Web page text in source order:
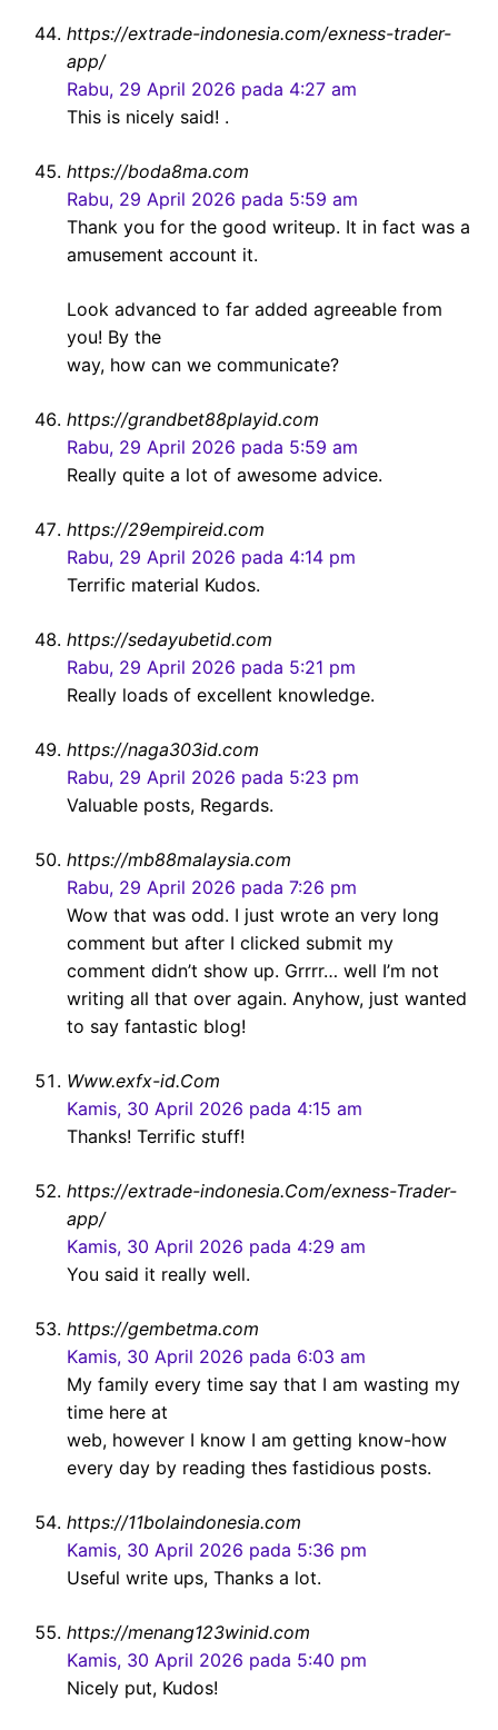
https://extrade-indonesia.com/exness-trader-
app/
Rabu, 29 April 2026 pada 4:27 am
This is nicely said! .
https://boda8ma.com
Rabu, 29 April 2026 pada 5:59 am
Thank you for the good writeup. It in fact was a
amusement account it.
Look advanced to far added agreeable from
you! By the
way, how can we communicate?
https://grandbet88playid.com
Rabu, 29 April 2026 pada 5:59 am
Really quite a lot of awesome advice.
https://29empireid.com
Rabu, 29 April 2026 pada 4:14 pm
Terrific material Kudos.
https://sedayubetid.com
Rabu, 29 April 2026 pada 5:21 pm
Really loads of excellent knowledge.
https://naga303id.com
Rabu, 29 April 2026 pada 5:23 pm
Valuable posts, Regards.
https://mb88malaysia.com
Rabu, 29 April 2026 pada 7:26 pm
Wow that was odd. I just wrote an very long
comment but after I clicked submit my
comment didn’t show up. Grrrr… well I’m not
writing all that over again. Anyhow, just wanted
to say fantastic blog!
Www.exfx-id.Com
Kamis, 30 April 2026 pada 4:15 am
Thanks! Terrific stuff!
https://extrade-indonesia.Com/exness-Trader-
app/
Kamis, 30 April 2026 pada 4:29 am
You said it really well.
https://gembetma.com
Kamis, 30 April 2026 pada 6:03 am
My family every time say that I am wasting my
time here at
web, however I know I am getting know-how
every day by reading thes fastidious posts.
https://11bolaindonesia.com
Kamis, 30 April 2026 pada 5:36 pm
Useful write ups, Thanks a lot.
https://menang123winid.com
Kamis, 30 April 2026 pada 5:40 pm
Nicely put, Kudos!